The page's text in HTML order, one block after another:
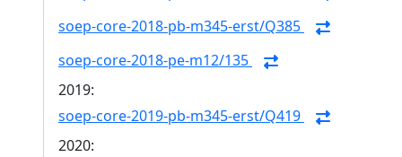
soep-core-2018-pb-m345-erst/Q385
soep-core-2018-pe-m12/135
2019:
soep-core-2019-pb-m345-erst/Q419
2020: